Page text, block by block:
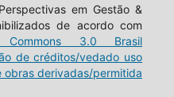
em Gestão &
de acordo com
Commons 3.0 Brasil
de créditos/vedado uso
derivadas/permitida